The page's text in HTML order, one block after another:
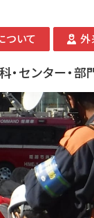
ついて 外
・センター・部